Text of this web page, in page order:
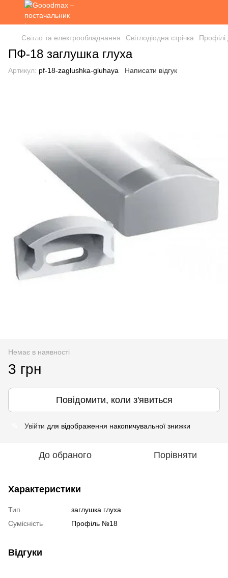
Світло та електрообладнання Світлодіодна стрічка Профілі
ПФ-18 заглушка глуха
Артикул: pf-18-zaglushka-gluhaya Написати відгук
Немає в наявності
3 грн
Повідомити, коли з'явиться
Увійти для відображення накопичувальної знижки
До обраного Порівняти
Характеристики
Тип
заглушка глуха
Сумісність
Профіль №18
Відгуки